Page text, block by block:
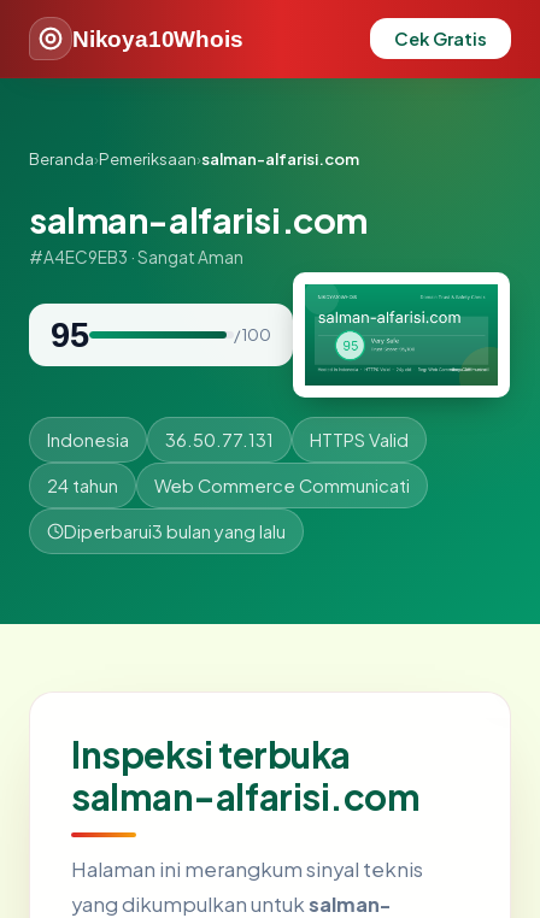
Nikoya10Whois Cek Gratis
Beranda›Pemeriksaan›salman-alfarisi.com
salman-alfarisi.com
#A4EC9EB3 · Sangat Aman
95 / 100
Indonesia 36.50.77.131 HTTPS Valid
24 tahun Web Commerce Communicati
Diperbarui3 bulan yang lalu
Inspeksi terbuka
salman-alfarisi.com
Halaman ini merangkum sinyal teknis
yang dikumpulkan untuksalman-